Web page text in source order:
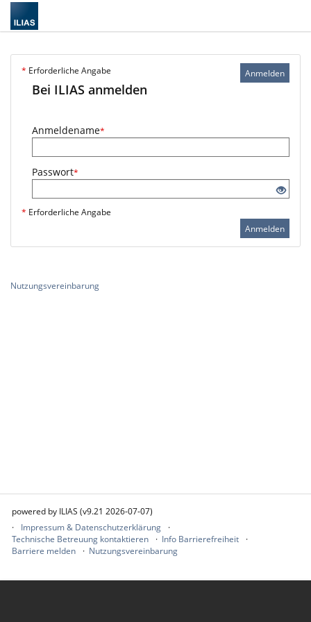
Anmelden
* Erforderliche Angabe
Bei ILIAS anmelden
Anmeldename*
Passwort*
* Erforderliche Angabe
Anmelden
Nutzungsvereinbarung
powered by ILIAS (v9.21 2026-07-07)
Impressum & Datenschutzerklärung
Technische Betreuung kontaktieren
Info Barrierefreiheit
Barriere melden
Nutzungsvereinbarung